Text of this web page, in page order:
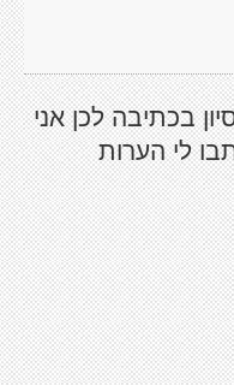
בכתיבה לכן אני
לי הערות